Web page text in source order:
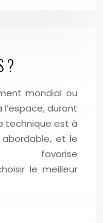
?
mondial ou
durant
technique est à
et le
favorise
le meilleur